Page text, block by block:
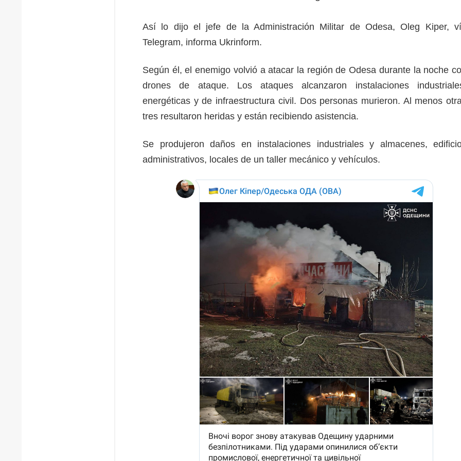
Así lo dijo el jefe de la Administración Militar de Odesa, Oleg Kiper,
Telegram, informa Ukrinform.
Según él, el enemigo volvió a atacar la región de Odesa durante la noche
drones de ataque. Los ataques alcanzaron instalaciones
energéticas y de infraestructura civil. Dos personas murieron. Al menos
tres resultaron heridas y están recibiendo asistencia.
Se produjeron daños en instalaciones industriales y almacenes,
administrativos, locales de un taller mecánico y vehículos.